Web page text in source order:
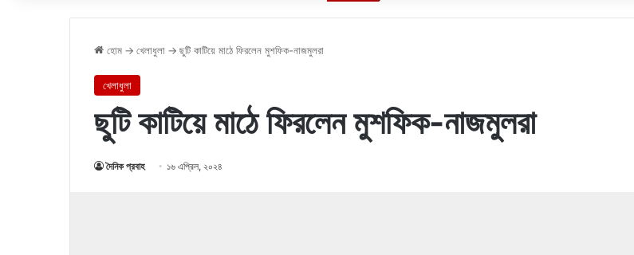
হোম → খেলাধুলা → ছুটি কাটিয়ে মাঠে ফিরলেন মুশফিক-নাজমুলরা
খেলাধুলা
ছুটি কাটিয়ে মাঠে ফিরলেন মুশফিক-নাজমুলরা
দৈনিক প্রবাহ ১৬ এপ্রিল, ২০২৪